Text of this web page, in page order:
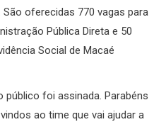
oferecidas 770 vagas para
Pública Direta e 50
Social de Macaé
foi assinada. Parabéns
ao time que vai ajudar a